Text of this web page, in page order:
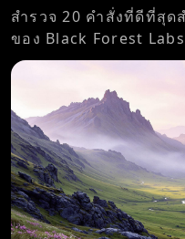
สำรวจ 20 คำสั่งที่ดีที่สุด
ของ Black Forest